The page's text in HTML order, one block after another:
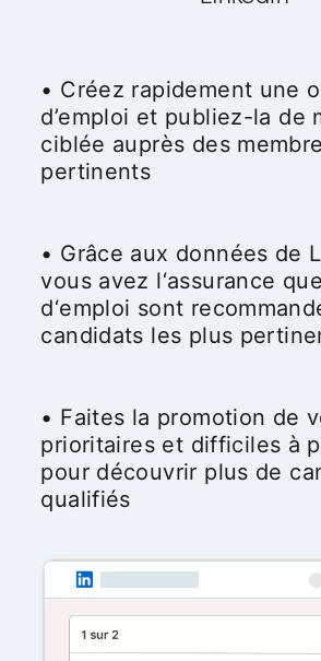
• Créez rapidement une
d’emploi et publiez-la de
ciblée auprès des
pertinents
• Grâce aux données de
vous avez l‘assurance
d‘emploi sont
candidats les plus
• Faites la promotion de
prioritaires et difficiles à
pour découvrir plus de
qualifiés